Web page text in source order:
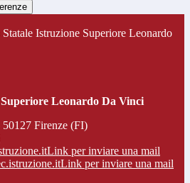
Istruzione Superiore Leonardo
Leonardo Da Vinci
Firenze (FI)
Link per inviare una mail
Link per inviare una mail